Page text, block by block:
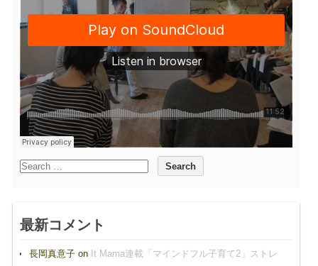
最新コメント
長岡真意子on It Mama連載「マインドフル子育て2」ストレ